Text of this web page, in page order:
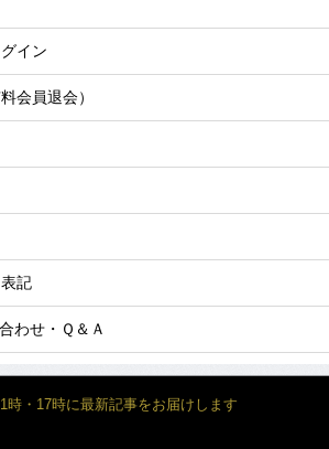
イン
会員退会）
記
わせ・Ｑ＆Ａ
時・17時に最新記事をお届けします